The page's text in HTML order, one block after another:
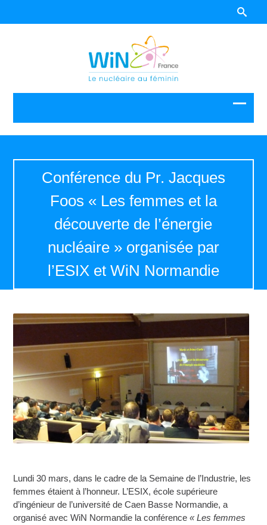
Conférence du Pr. Jacques
Foos « Les femmes et la
découverte de l’énergie
nucléaire » organisée par
l’ESIX et WiN Normandie
Lundi 30 mars, dans le cadre de la Semaine de l’Industrie, les
femmes étaient à l’honneur. L’ESIX, école supérieure
d’ingénieur de l’université de Caen Basse Normandie, a
organisé avec WiN Normandie la conférence« Les femmes